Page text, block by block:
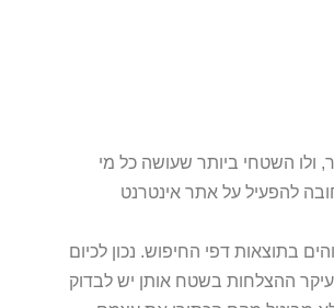
השטחי ביותר שעושה כל מי
להפעיל על אתר אינטרנט
בתוצאות דפי החיפוש. נכון לכיום
ההצלחות בשטח אותן יש לבדוק